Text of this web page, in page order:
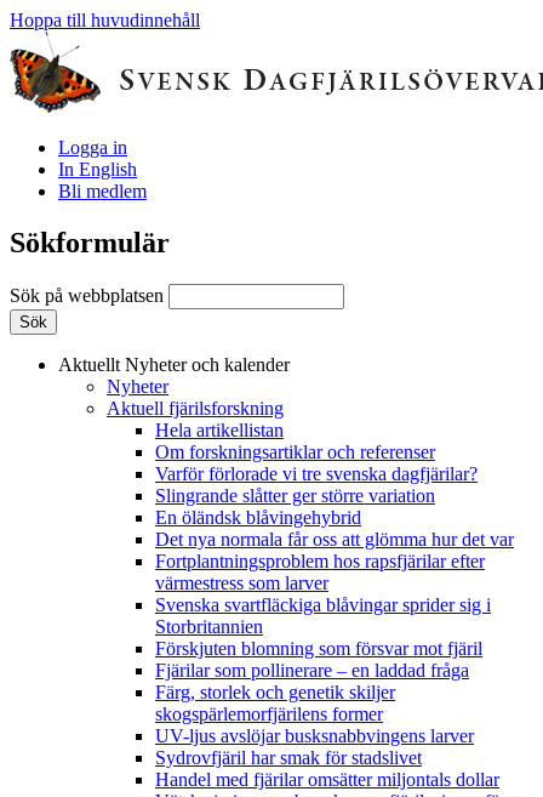
Hoppa till huvudinnehåll
Logga in
In English
Bli medlem
Sökformulär
Sök på webbplatsen
Aktuellt Nyheter och kalender
Nyheter
Aktuell fjärilsforskning
Hela artikellistan
Om forskningsartiklar och referenser
Varför förlorade vi tre svenska dagfjärilar?
Slingrande slåtter ger större variation
En öländsk blåvingehybrid
Det nya normala får oss att glömma hur det var
Fortplantningsproblem hos rapsfjärilar efter
värmestress som larver
Svenska svartfläckiga blåvingar sprider sig i
Storbritannien
Förskjuten blomning som försvar mot fjäril
Fjärilar som pollinerare – en laddad fråga
Färg, storlek och genetik skiljer
skogspärlemorfjärilens former
UV-ljus avslöjar busksnabbvingens larver
Sydrovfjäril har smak för stadslivet
Handel med fjärilar omsätter miljontals dollar